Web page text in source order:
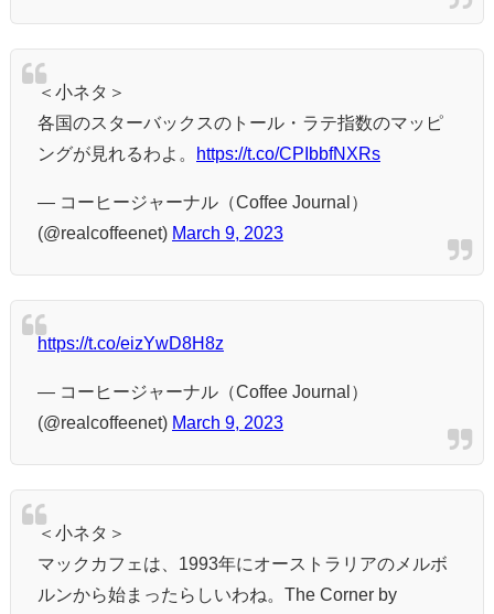
＜小ネタ＞
各国のスターバックスのトール・ラテ指数のマッピ
ングが見れるわよ。
https://t.co/CPIbbfNXRs
— コーヒージャーナル（Coffee Journal）
(@realcoffeenet) March 9, 2023
https://t.co/eizYwD8H8z
— コーヒージャーナル（Coffee Journal）
(@realcoffeenet) March 9, 2023
＜小ネタ＞
マックカフェは、1993年にオーストラリアのメルボ
ルンから始まったらしいわね。The Corner by